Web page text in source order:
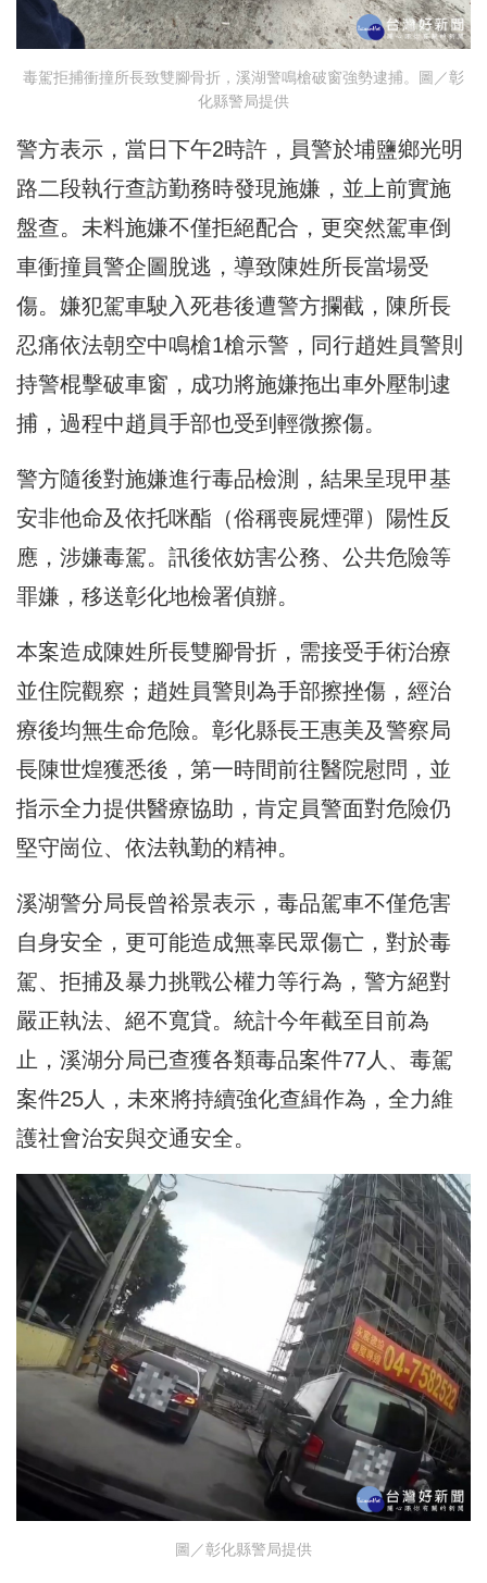
毒駕拒捕衝撞所長致雙腳骨折，溪湖警鳴槍破窗強勢逮捕。圖／彰
化縣警局提供
警方表示，當日下午2時許，員警於埔鹽鄉光明
路二段執行查訪勤務時發現施嫌，並上前實施
盤查。未料施嫌不僅拒絕配合，更突然駕車倒
車衝撞員警企圖脫逃，導致陳姓所長當場受
傷。嫌犯駕車駛入死巷後遭警方攔截，陳所長
忍痛依法朝空中鳴槍1槍示警，同行趙姓員警則
持警棍擊破車窗，成功將施嫌拖出車外壓制逮
捕，過程中趙員手部也受到輕微擦傷。
警方隨後對施嫌進行毒品檢測，結果呈現甲基
安非他命及依托咪酯（俗稱喪屍煙彈）陽性反
應，涉嫌毒駕。訊後依妨害公務、公共危險等
罪嫌，移送彰化地檢署偵辦。
本案造成陳姓所長雙腳骨折，需接受手術治療
並住院觀察；趙姓員警則為手部擦挫傷，經治
療後均無生命危險。彰化縣長王惠美及警察局
長陳世煌獲悉後，第一時間前往醫院慰問，並
指示全力提供醫療協助，肯定員警面對危險仍
堅守崗位、依法執勤的精神。
溪湖警分局長曾裕景表示，毒品駕車不僅危害
自身安全，更可能造成無辜民眾傷亡，對於毒
駕、拒捕及暴力挑戰公權力等行為，警方絕對
嚴正執法、絕不寬貸。統計今年截至目前為
止，溪湖分局已查獲各類毒品案件77人、毒駕
案件25人，未來將持續強化查緝作為，全力維
護社會治安與交通安全。
圖／彰化縣警局提供